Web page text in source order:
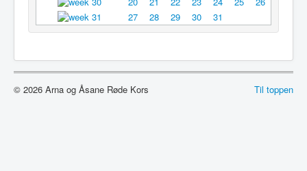
27
28 29 30 31
Til toppen
© 2026 Arna og Åsane Røde Kors